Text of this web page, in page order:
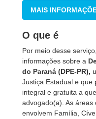
MAIS
O que é
Por meio desse
informações sobre a
do Paraná (DPE-PR),
Justiça Estadual e que
integral e gratuita a
advogado(a). As áreas
envolvem Família,